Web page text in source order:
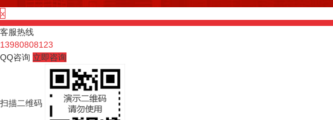
站
安
x
客服热线
13980808123
QQ咨询 立即咨询
扫描二维码